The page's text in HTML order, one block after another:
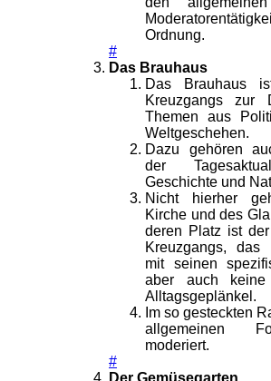
Ordnung.
#
Das Brauhaus
Das Brauhaus
Kreuzgangs zur
Themen aus
Weltgeschehen.
Dazu gehören
der
Geschichte und
Nicht hierher
Kirche und des
deren Platz ist
Kreuzgangs, das
mit seinen
aber auch keine
Alltagsgeplänkel.
Im so gesteckten
allgemeinen
moderiert.
#
Der Gemüsegarten